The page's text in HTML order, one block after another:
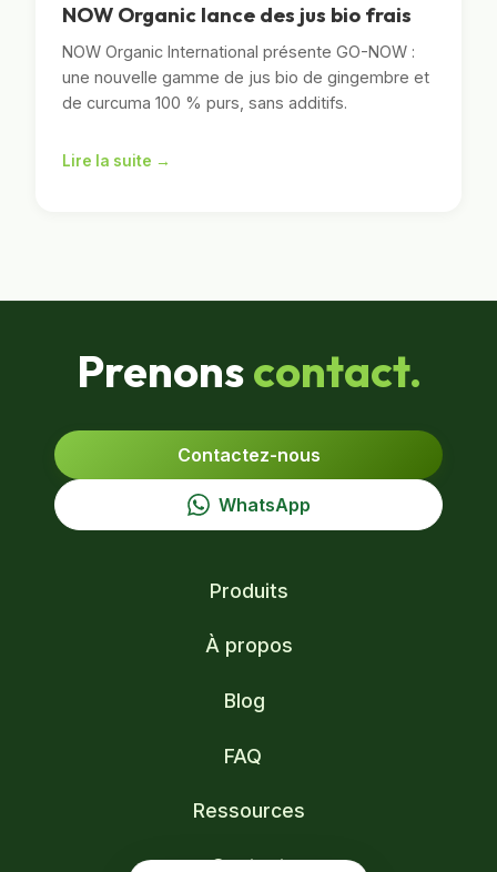
NOW Organic lance des jus bio frais
NOW Organic International présente GO-NOW :
une nouvelle gamme de jus bio de gingembre et
de curcuma 100 % purs, sans additifs.
Lire la suite →
Prenonscontact.
Contactez-nous
WhatsApp
Produits
À propos
Blog
FAQ
Ressources
Contact